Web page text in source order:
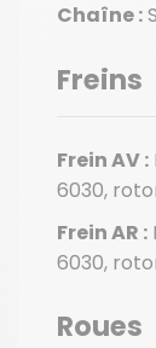
Chaîne :
Freins
Frein AV :
6030,
Frein AR :
6030,
Roues